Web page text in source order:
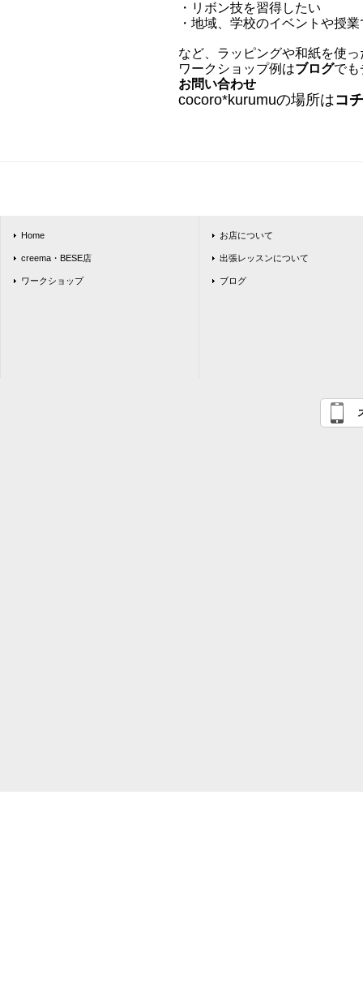
・リボン技を習得したい
・地域、学校のイベントや授
など、ラッピングや和紙を使
ワークショップ例はブログでも
お問い合わせ
cocoro*kurumuの場所はコ
Home
creema・BESE店
ワークショップ
お店について
出張レッスンについて
ブログ